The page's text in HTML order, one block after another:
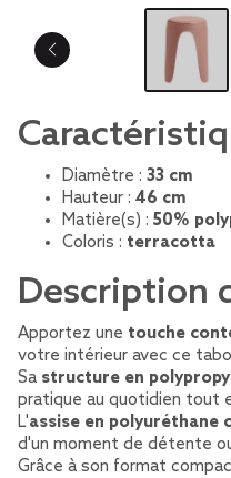
Diamètre : 33 cm
Hauteur : 46 cm
Matière(s) : 50%
Coloris : terracotta
Description
Apportez une touche
votre intérieur avec ce
Sa structure en
pratique au quotidien tout
L'assise en polyuréthane
d'un moment de détente
Grâce à son format